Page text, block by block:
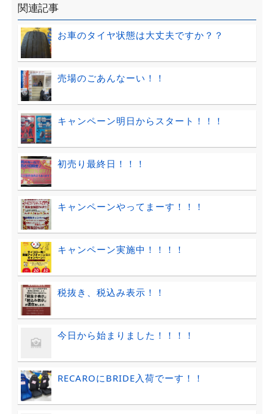
関連記事
お車のタイヤ状態は大丈夫ですか？？
売場のごあんなーい！！
キャンペーン明日からスタート！！！
初売り最終日！！！
キャンペーンやってまーす！！！
キャンペーン実施中！！！！
税抜き、税込み表示！！
今日から始まりました！！！！
RECAROにBRIDE入荷でーす！！